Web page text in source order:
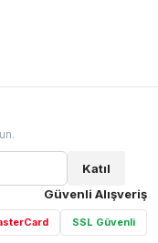
Katıl
Güvenli Alışveriş
SSL Güvenli